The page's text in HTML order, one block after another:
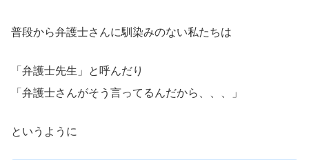
普段から弁護士さんに馴染みのない私たちは
「弁護士先生」と呼んだり
「弁護士さんがそう言ってるんだから、、、」
というように